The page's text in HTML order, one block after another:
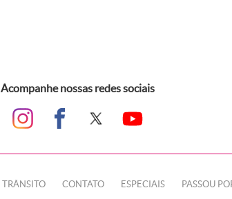
Acompanhe nossas redes sociais
TRÂNSITO CONTATO ESPECIAIS PASSOU